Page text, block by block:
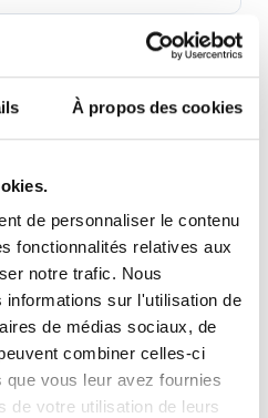
À propos des cookies
de personnaliser le contenu
fonctionnalités relatives aux
notre trafic. Nous
informations sur l'utilisation de
de médias sociaux, de
combiner celles-ci
vous leur avez fournies
de votre utilisation de leurs
& Adultes)
⭐
à Mont-Saint-